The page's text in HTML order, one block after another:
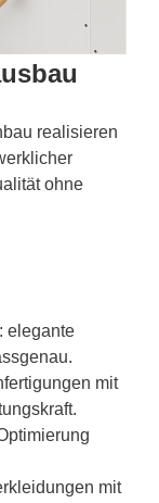
realisieren
ohne
elegante
mit
mit